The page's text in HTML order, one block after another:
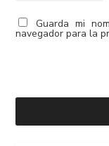
Guarda mi
navegador para la